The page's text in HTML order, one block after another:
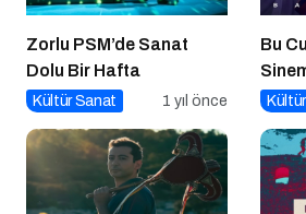
Zorlu PSM’de Sanat
Dolu Bir Hafta
Kültür Sanat 1 yıl önce
Bu